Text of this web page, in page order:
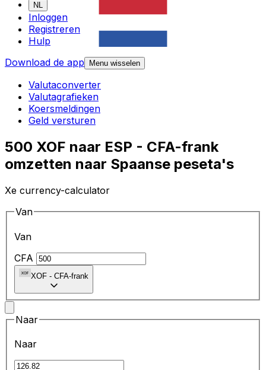
NL
Inloggen
Registreren
Hulp
Download de app
Menu wisselen
Valutaconverter
Valutagrafieken
Koersmeldingen
Geld versturen
500 XOF naar ESP - CFA-frank
omzetten naar Spaanse peseta's
Xe currency-calculator
Van
Van
CFA
XOF - CFA-frank
Naar
Naar